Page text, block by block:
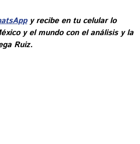
y recibe en tu celular lo
y el mundo con el análisis y la
Ruiz.